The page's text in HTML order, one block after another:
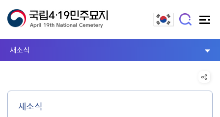
새소식
새소식